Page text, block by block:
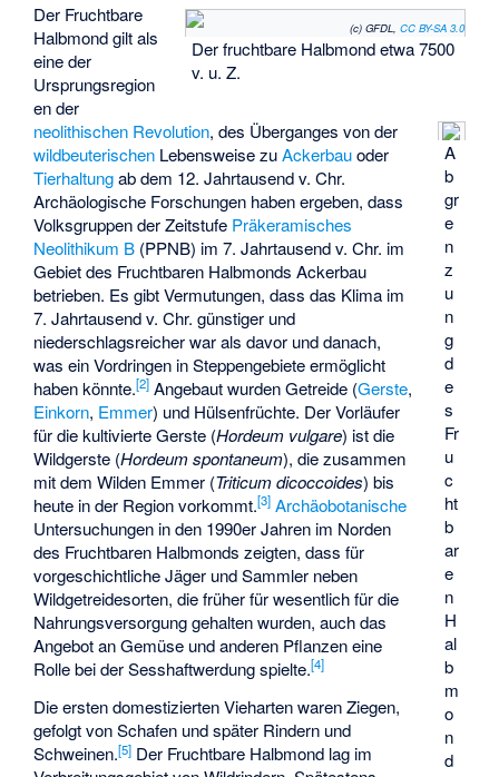
(c) GFDL, CC BY-SA 3.0
Der fruchtbare Halbmond etwa 7500
v. u. Z.
A
b
gr
e
n
z
u
n
g
d
e
s
Fr
u
c
ht
b
ar
e
n
H
al
b
m
o
n
d
Der Fruchtbare
Halbmond gilt als
eine der
Ursprungsregion
en der
neolithischen Revolution, des Überganges von der
wildbeuterischen Lebensweise zuAckerbauoder
Tierhaltungab dem 12. Jahrtausend v. Chr.
Archäologische Forschungen haben ergeben, dass
Volksgruppen der Zeitstufe Präkeramisches
Neolithikum B (PPNB) im 7. Jahrtausend v. Chr. im
Gebiet des Fruchtbaren Halbmonds Ackerbau
betrieben. Es gibt Vermutungen, dass das Klima im
7. Jahrtausend v. Chr. günstiger und
niederschlagsreicher war als davor und danach,
was ein Vordringen in Steppengebiete ermöglicht
haben könnte.[2] Angebaut wurden Getreide (Gerste,
Einkorn, Emmer) und Hülsenfrüchte. Der Vorläufer
für die kultivierte Gerste (Hordeum vulgare) ist die
Wildgerste (Hordeum spontaneum), die zusammen
mit dem Wilden Emmer (Triticum dicoccoides) bis
heute in der Region vorkommt.[3] Archäobotanische
Untersuchungen in den 1990er Jahren im Norden
des Fruchtbaren Halbmonds zeigten, dass für
vorgeschichtliche Jäger und Sammler neben
Wildgetreidesorten, die früher für wesentlich für die
Nahrungsversorgung gehalten wurden, auch das
Angebot an Gemüse und anderen Pflanzen eine
Rolle bei der Sesshaftwerdung spielte.[4]
Die ersten domestizierten Vieharten waren Ziegen,
gefolgt von Schafen und später Rindern und
Schweinen.[5] Der Fruchtbare Halbmond lag im